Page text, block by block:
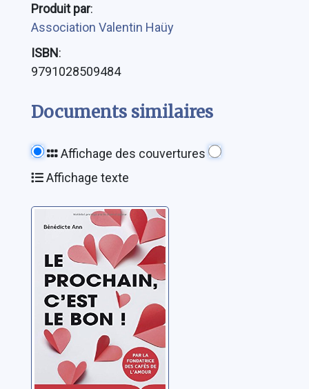
Produit par:
Association Valentin Haüy
ISBN:
9791028509484
Documents similaires
Affichage des couvertures
Affichage texte
Le prochain, c'est
le bon !
Ann, Bénédicte